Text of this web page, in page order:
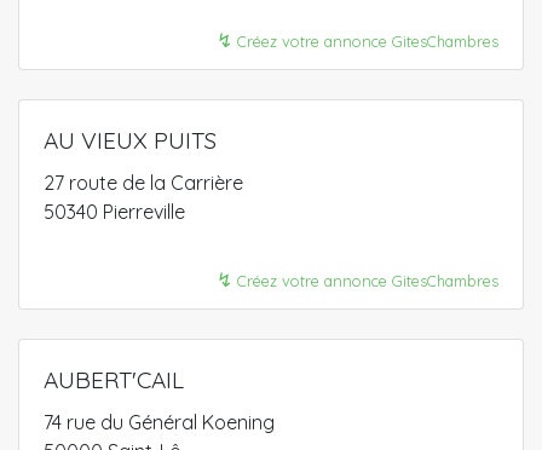
↯ Créez votre annonce GitesChambres
AU VIEUX PUITS
27 route de la Carrière
50340 Pierreville
↯ Créez votre annonce GitesChambres
AUBERT'CAIL
74 rue du Général Koening